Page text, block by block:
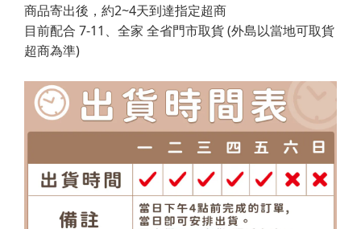
商品寄出後，約2~4天到達指定超商
目前配合 7-11、全家 全省門市取貨 (外島以當地可取貨
超商為準)